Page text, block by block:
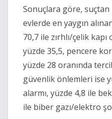
Sonuçlara göre, suçtan
evlerde en yaygın
70,7 ile zırhlı/çelik
yüzde 35,5, pencere
yüzde 28 oranında
güvenlik önlemleri ise
alarmı, yüzde 4,8 ile
ile biber gazı/elektro